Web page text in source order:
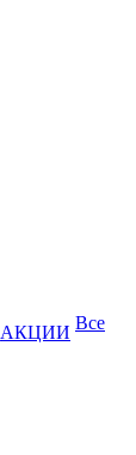
АКЦИИ Все